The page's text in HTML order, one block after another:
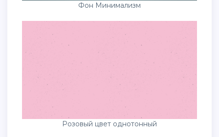
Фон Минимализм
Розовый цвет однотонный